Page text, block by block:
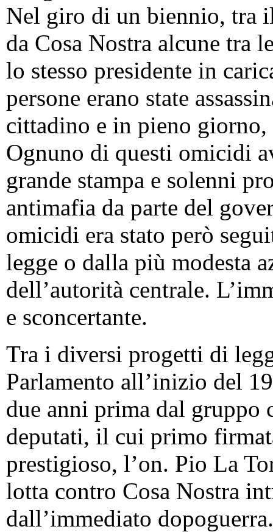
Nel giro di un biennio, tra
da Cosa Nostra alcune tra
lo stesso presidente in
persone erano state
cittadino e in pieno
Ognuno di questi omicidi
grande stampa e solenni
antimafia da parte del
omicidi era stato però
legge o dalla più modesta
dell’autorità centrale.
e sconcertante.
Tra i diversi progetti di
Parlamento all’inizio del
due anni prima dal gruppo
deputati, il cui primo
prestigioso, l’on. Pio La
lotta contro Cosa Nostra
dall’immediato dopoguerra.